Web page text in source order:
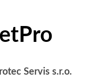
Servis s.r.o.